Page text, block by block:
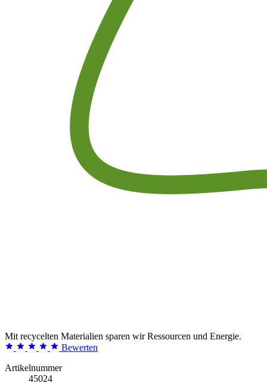
Mit recycelten Materialien sparen wir Ressourcen und Energie.
Bewerten
Artikelnummer
45024